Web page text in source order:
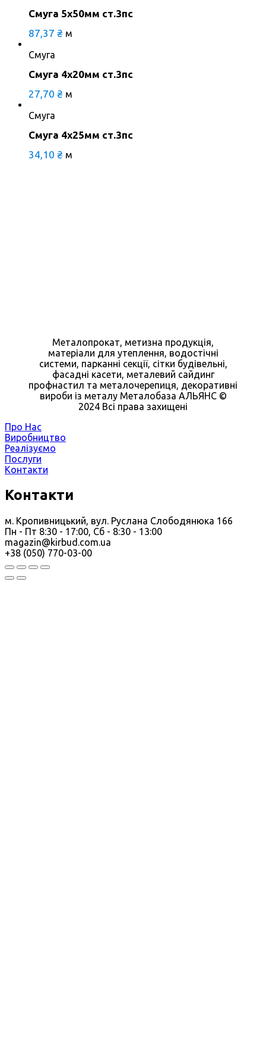
Смуга 5х50мм ст.3пс
87,37 ₴ м
Смуга
Смуга 4х20мм ст.3пс
27,70 ₴ м
Смуга
Смуга 4х25мм ст.3пс
34,10 ₴ м
Металопрокат, метизна продукція,
матеріали для утеплення, водостічні
системи, парканні секції, сітки будівельні,
фасадні касети, металевий сайдинг
профнастил та металочерепиця, декоративні
вироби із металу Металобаза АЛЬЯНС ©
2024 Всі права захищені
Про Нас
Виробництво
Реалізуємо
Послуги
Контакти
Контакти
м. Кропивницький, вул. Руслана Слободянюка 166
Пн - Пт 8:30 - 17:00, Сб - 8:30 - 13:00
magazin@kirbud.com.ua
+38 (050) 770-03-00